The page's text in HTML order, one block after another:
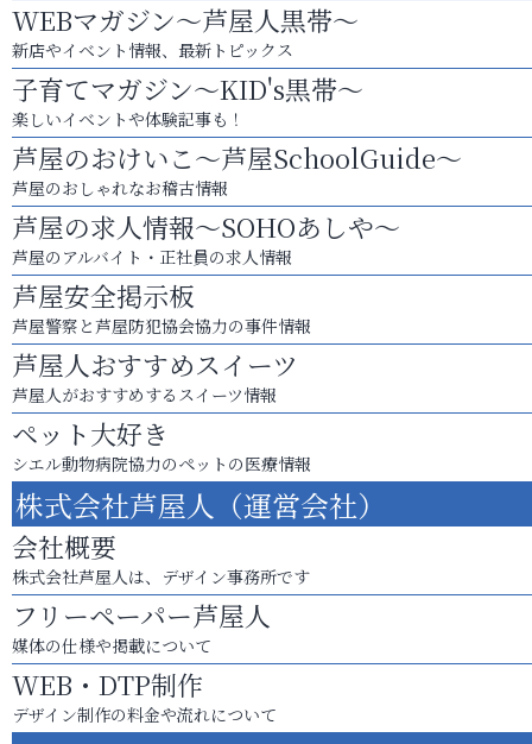
WEBマガジン～芦屋人黒帯～
新店やイベント情報、最新トピックス
子育てマガジン～KID's黒帯～
楽しいイベントや体験記事も！
芦屋のおけいこ～芦屋SchoolGuide～
芦屋のおしゃれなお稽古情報
芦屋の求人情報～SOHOあしや～
芦屋のアルバイト・正社員の求人情報
芦屋安全掲示板
芦屋警察と芦屋防犯協会協力の事件情報
芦屋人おすすめスイーツ
芦屋人がおすすめするスイーツ情報
ペット大好き
シエル動物病院協力のペットの医療情報
株式会社芦屋人（運営会社）
会社概要
株式会社芦屋人は、デザイン事務所です
フリーペーパー芦屋人
媒体の仕様や掲載について
WEB・DTP制作
デザイン制作の料金や流れについて